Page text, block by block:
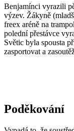
Benjamínci vyrazili
výzev. Žákyně
freex aréně na
polední přestávce
Světic byla spousta
zasportovat a